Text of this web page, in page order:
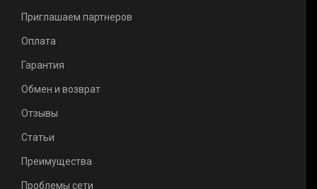
Приглашаем партнеров
Оплата
Гарантия
Обмен и возврат
Отзывы
Статьи
Преимущества
Проблемы сети